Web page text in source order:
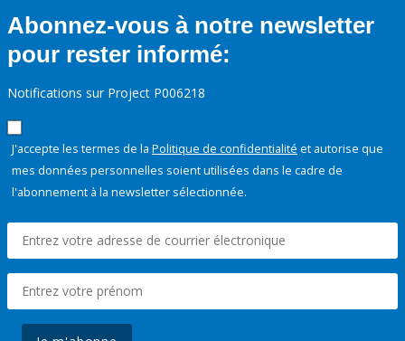
Abonnez-vous à notre newsletter
pour rester informé:
Notifications sur Project P006218
J'accepte les termes de la Politique de confidentialité et autorise que
mes données personnelles soient utilisées dans le cadre de
l'abonnement à la newsletter sélectionnée.